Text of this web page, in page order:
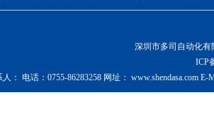
深圳市多司自动化有
ICP
： 电话： 0755-86283258 网址： www.shendasa.com E-